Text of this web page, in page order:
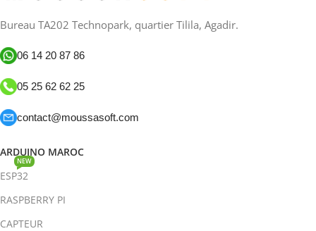
Bureau TA202 Technopark, quartier Tilila, Agadir.
06 14 20 87 86
05 25 62 62 25
contact@moussasoft.com
ARDUINO MAROC
ESP32
NEW
RASPBERRY PI
CAPTEUR